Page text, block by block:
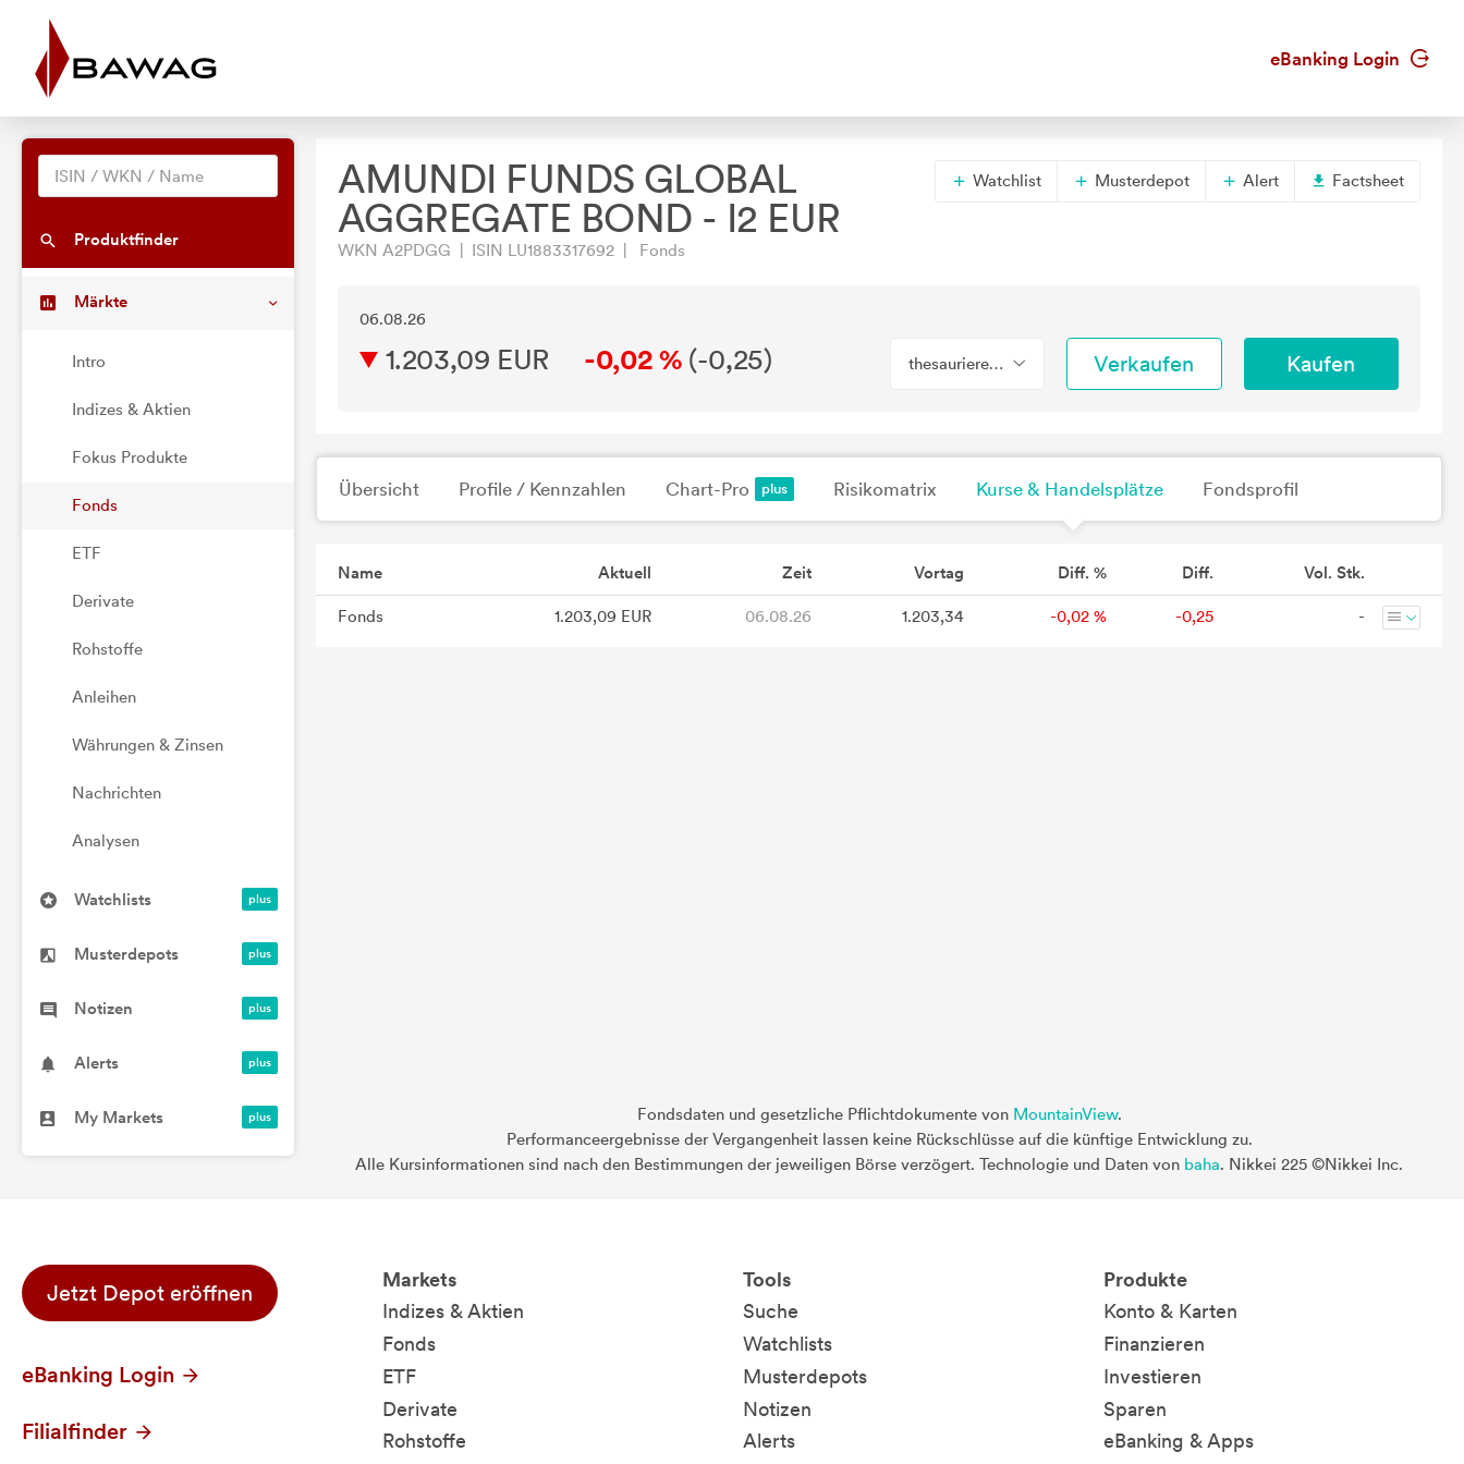
eBanking Login
Produktfinder
Märkte
Intro
Indizes & Aktien
Fokus Produkte
Fonds
ETF
Derivate
Rohstoffe
Anleihen
Währungen & Zinsen
Nachrichten
Analysen
Watchlists
Musterdepots
Notizen
Alerts
My Markets
AMUNDI FUNDS GLOBAL
AGGREGATE BOND - I2 EUR
WKN A2PDGG | ISIN LU1883317692 | Fonds
Watchlist Musterdepot Alert Factsheet
06.08.26
1.203,09 EUR -0,02 % (-0,25) thesaurierend Verkaufen Kaufen
Übersicht Profile / Kennzahlen Chart-Pro Risikomatrix Kurse & Handelsplätze Fondsprofil
Name Aktuell Zeit Vortag Diff. % Diff. Vol. Stk.
Fonds 1.203,09 EUR 06.08.26 1.203,34 -0,02 % -0,25 -
Fondsdaten und gesetzliche Pflichtdokumente von MountainView.
Performanceergebnisse der Vergangenheit lassen keine Rückschlüsse auf die künftige Entwicklung zu.
Alle Kursinformationen sind nach den Bestimmungen der jeweiligen Börse verzögert. Technologie und Daten von baha. Nikkei 225 ©Nikkei Inc.
Jetzt Depot eröffnen
eBanking Login
Filialfinder
Markets
Indizes & Aktien
Fonds
ETF
Derivate
Rohstoffe
Tools
Suche
Watchlists
Musterdepots
Notizen
Alerts
Produkte
Konto & Karten
Finanzieren
Investieren
Sparen
eBanking & Apps